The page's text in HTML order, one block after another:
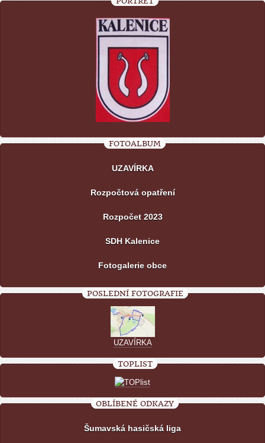
FOTOALBUM
UZAVÍRKA
Rozpočtová opatření
Rozpočet 2023
SDH Kalenice
Fotogalerie obce
POSLEDNÍ FOTOGRAFIE
UZAVÍRKA
TOPLIST
OBLÍBENÉ ODKAZY
Šumavská hasičská liga